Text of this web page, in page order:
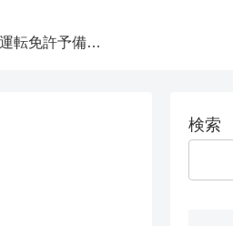
【公式】運転免許予備校西村堂 公式ポータル
検索